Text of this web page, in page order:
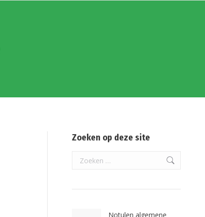
Zoeken op deze site
Search:
Notulen algemene